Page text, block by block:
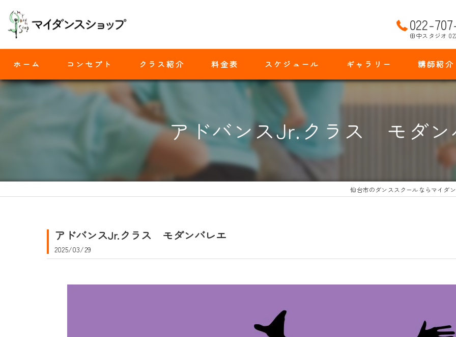
022-
田中スタジオ
ホーム コンセプト クラス紹介
モダンバレエ
ヒップホップ
ジャズダンス
ストレッチ
料金表 スケジュール ギャラリー 講師紹介
アドバンスJr.クラス モダン
仙台市のダンススクールならマイダ
アドバンスJr.クラス モダンバレエ
2025/03/29